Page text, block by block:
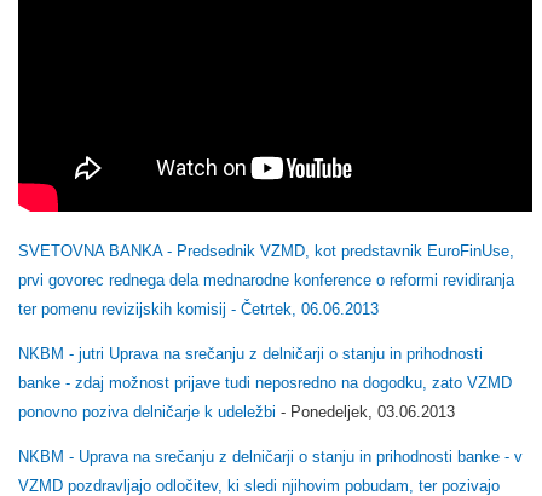
SVETOVNA BANKA - Predsednik VZMD, kot predstavnik EuroFinUse,
prvi govorec rednega dela mednarodne konference o reformi revidiranja
ter pomenu revizijskih komisij - Četrtek, 06.06.2013
NKBM - jutri Uprava na srečanju z delničarji o stanju in prihodnosti
banke - zdaj možnost prijave tudi neposredno na dogodku, zato VZMD
ponovno poziva delničarje k udeležbi - Ponedeljek, 03.06.2013
NKBM - Uprava na srečanju z delničarji o stanju in prihodnosti banke - v
VZMD pozdravljajo odločitev, ki sledi njihovim pobudam, ter pozivajo